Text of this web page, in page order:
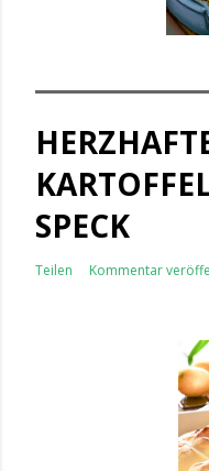
SPECK
Teilen Kommentar